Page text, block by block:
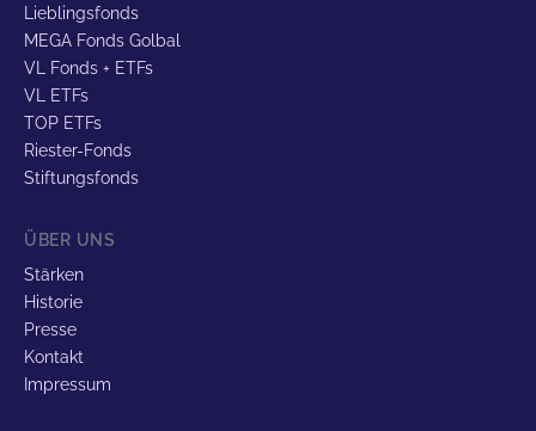
Lieblingsfonds
MEGA Fonds Golbal
VL Fonds + ETFs
VL ETFs
TOP ETFs
Riester-Fonds
Stiftungsfonds
ÜBER UNS
Stärken
Historie
Presse
Kontakt
Impressum